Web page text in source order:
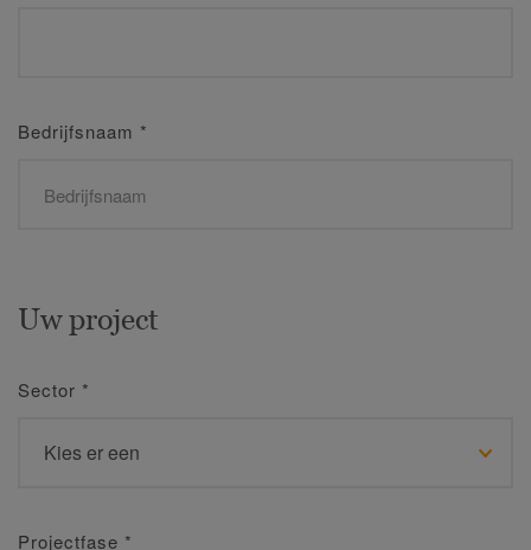
Bedrijfsnaam *
Uw project
Sector *
Projectfase *